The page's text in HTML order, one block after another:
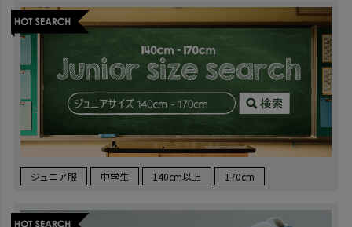
ジュニア服 中学生 140cm以上 170cm